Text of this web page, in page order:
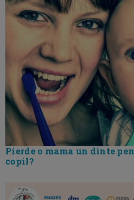
Pierde o mama un dinte
copil?